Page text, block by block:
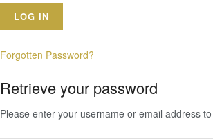
Forgotten Password?
Retrieve your password
Please enter your username or email address